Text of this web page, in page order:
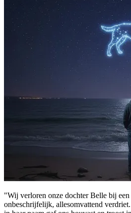
"Wij verloren onze dochter Belle bij een
onbeschrijfelijk, allesomvattend